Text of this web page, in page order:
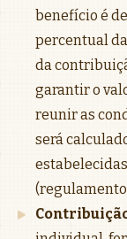
benefício é
percentual
da
garantir o
reunir as
será